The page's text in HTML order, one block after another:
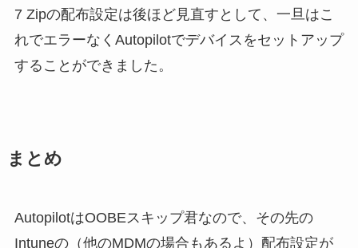
7 Zipの配布設定は後ほど見直すとして、一旦はこ
れでエラーなくAutopilotでデバイスをセットアップ
することができました。
まとめ
AutopilotはOOBEスキップ君なので、その先の
Intuneの（他のMDMの場合もあるよ）配布設定が